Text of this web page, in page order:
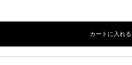
カートに入れる